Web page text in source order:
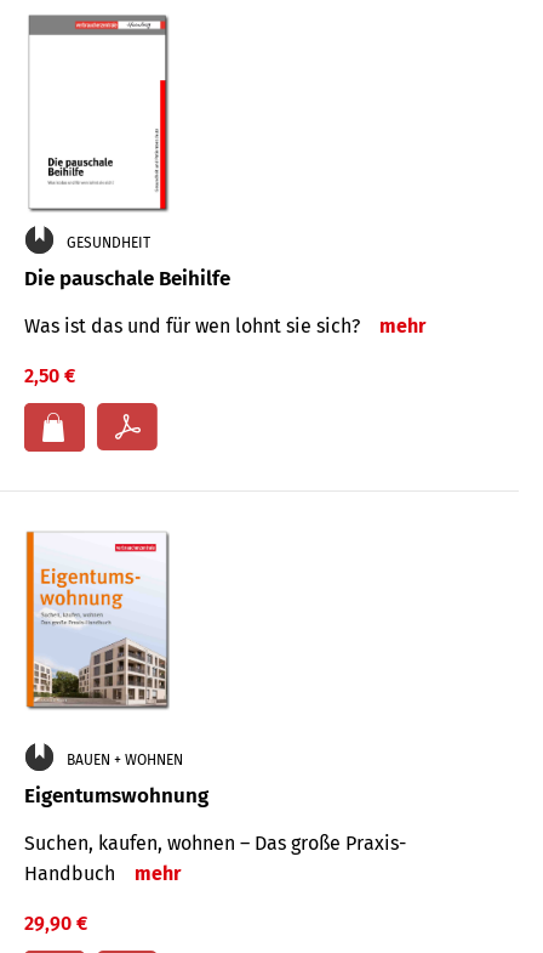
GESUNDHEIT
Die pauschale Beihilfe
Was ist das und für wen lohnt sie sich? mehr
2,50 €
BAUEN + WOHNEN
Eigentumswohnung
Suchen, kaufen, wohnen – Das große Praxis-
Handbuch
mehr
29,90 €